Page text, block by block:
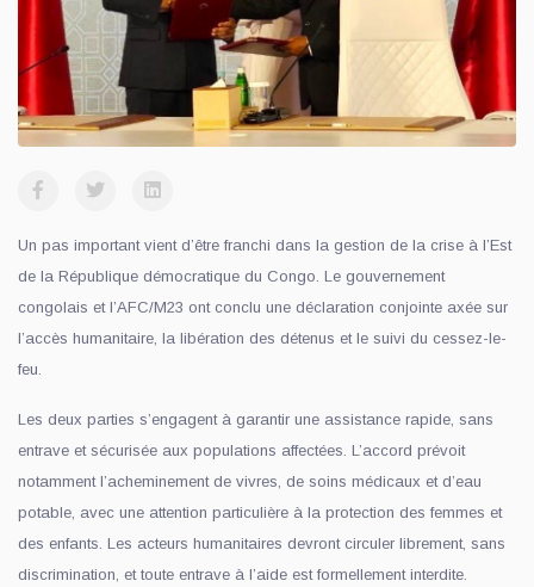
Un pas important vient d’être franchi dans la gestion de la crise à l’Est
de la République démocratique du Congo. Le gouvernement
congolais et l’AFC/M23 ont conclu une déclaration conjointe axée sur
l’accès humanitaire, la libération des détenus et le suivi du cessez-le-
feu.
Les deux parties s’engagent à garantir une assistance rapide, sans
entrave et sécurisée aux populations affectées. L’accord prévoit
notamment l’acheminement de vivres, de soins médicaux et d’eau
potable, avec une attention particulière à la protection des femmes et
des enfants. Les acteurs humanitaires devront circuler librement, sans
discrimination, et toute entrave à l’aide est formellement interdite.